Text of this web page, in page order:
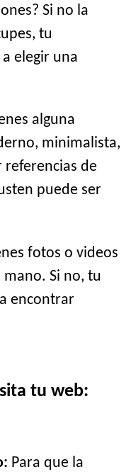
Si no la
tu
elegir una
alguna
minimalista,
referencias de
puede ser
fotos o videos
Si no, tu
encontrar
tu web:
Para que la